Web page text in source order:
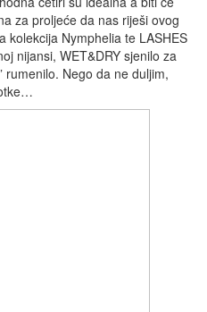
za proljeće da nas riješi ovog
kolekcija Nymphelia te LASHES
nijansi, WET&DRY sjenilo za
rumenilo. Nego da ne duljim,